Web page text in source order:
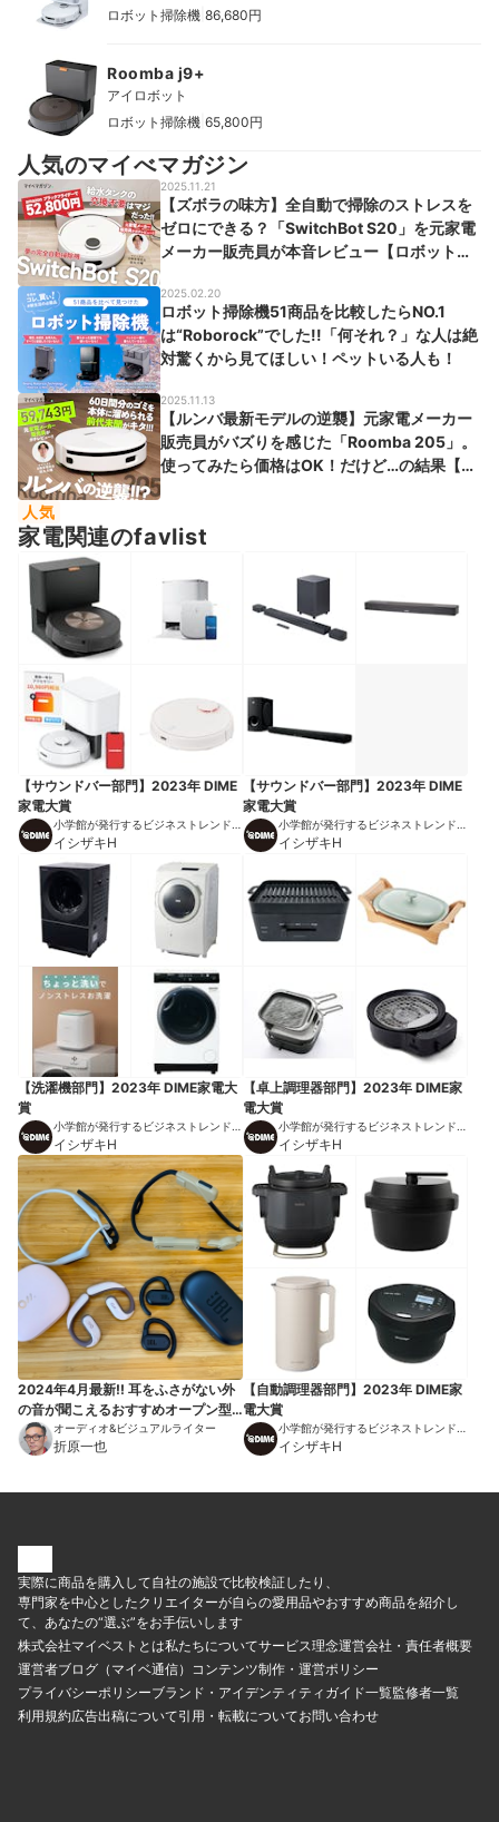
ロボット掃除機 86,680円
Roomba j9+
アイロボット
ロボット掃除機 65,800円
人気のマイべマガジン
2025.11.21
【ズボラの味方】全自動で掃除のストレスを
ゼロにできる？「SwitchBot S20」を元家電
メーカー販売員が本音レビュー【ロボット掃
2025.02.20
ロボット掃除機51商品を比較したらNO.1
は“Roborock”でした!!「何それ？」な人は絶
対驚くから見てほしい！ペットいる人も！
2025.11.13
【ルンバ最新モデルの逆襲】元家電メーカー
販売員がバズりを感じた「Roomba 205」。
使ってみたら価格はOK！だけど…の結果【ロ
人気
家電関連のfavlist
【サウンドバー部門】2023年 DIME
家電大賞
小学館が発行するビジネストレンドマ
ガジン
イシザキH
【サウンドバー部門】2023年 DIME
家電大賞
小学館が発行するビジネストレンドマ
ガジン
イシザキH
【洗濯機部門】2023年 DIME家電大
賞
小学館が発行するビジネストレンドマ
ガジン
イシザキH
【卓上調理器部門】2023年 DIME家
電大賞
小学館が発行するビジネストレンドマ
ガジン
イシザキH
2024年4月最新!! 耳をふさがない外
の音が聞こえるおすすめオープン型
ワイヤレスイヤホン。ながら聞きイ
ヤホンから音質と装着感、コスパに
導や完全ワイヤレスタイプも選出。
オーディオ&ビジュアルライター
折原一也
【自動調理器部門】2023年 DIME家
電大賞
小学館が発行するビジネストレンドマ
ガジン
イシザキH
実際に商品を購入して自社の施設で比較検証したり、
専門家を中心としたクリエイターが自らの愛用品やおすすめ商品を紹介し
て、あなたの“選ぶ”をお手伝いします
株式会社マイベストとは私たちについてサービス理念運営会社・責任者概要
運営者ブログ（マイベ通信） コンテンツ制作・運営ポリシー
プライバシーポリシーブランド・アイデンティティ ガイド一覧監修者一覧
利用規約広告出稿について引用・転載についてお問い合わせ